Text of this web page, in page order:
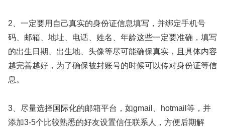
2、一定要用自己真实的身份证信息填写，并绑定手机号
码、邮箱、地址、电话、姓名、年龄这些一定要准确，填写
的出生日期、出生地、头像等尽可能确保真实，且具体内容
越完善越好，为了确保被封账号的时候可以传对身份证等信
息。
3、尽量选择国际化的邮箱平台，如gmail、hotmail等，并
添加3-5个比较熟悉的好友设置信任联系人，方便后期解